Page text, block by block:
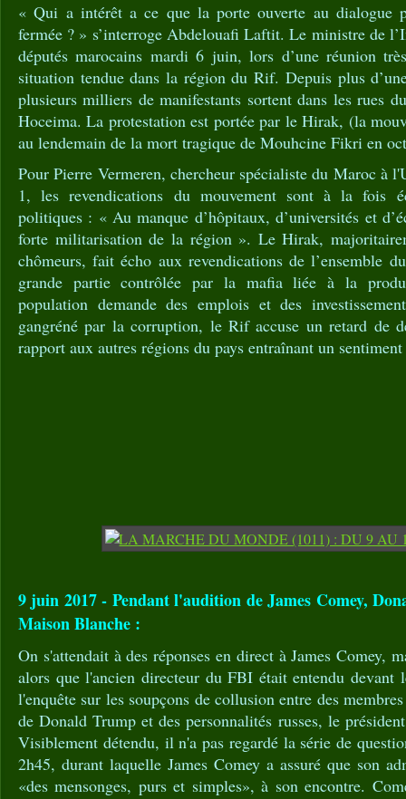
« Qui a intérêt a ce que la porte ouverte au dialogue
fermée ? » s’interroge Abdelouafi Laftit. Le ministre de
députés marocains mardi 6 juin, lors d’une réunion
situation tendue dans la région du Rif. Depuis plus
plusieurs milliers de manifestants sortent dans les rues
Hoceima. La protestation est portée par le Hirak, (la
au lendemain de la mort tragique de Mouhcine Fikri en
Pour Pierre Vermeren, chercheur spécialiste du Maroc à
1, les revendications du mouvement sont à la fois
politiques : « Au manque d’hôpitaux, d’universités et
forte militarisation de la région ». Le Hirak,
chômeurs, fait écho aux revendications de l’ensemble
grande partie contrôlée par la mafia liée à la
population demande des emplois et des
gangréné par la corruption, le Rif accuse un retard de
rapport aux autres régions du pays entraînant un
9 juin 2017 - Pendant l'audition de James Comey,
Maison Blanche :
On s'attendait à des réponses en direct à James Comey,
alors que l'ancien directeur du FBI était entendu devant
l'enquête sur les soupçons de collusion entre des
de Donald Trump et des personnalités russes, le
Visiblement détendu, il n'a pas regardé la série de
2h45, durant laquelle James Comey a assuré que son
«des mensonges, purs et simples», à son encontre.